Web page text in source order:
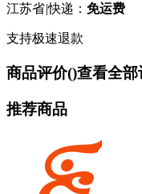
江苏省|快递： 免运费
支持极速退款
商品评价()查看全部
推荐商品